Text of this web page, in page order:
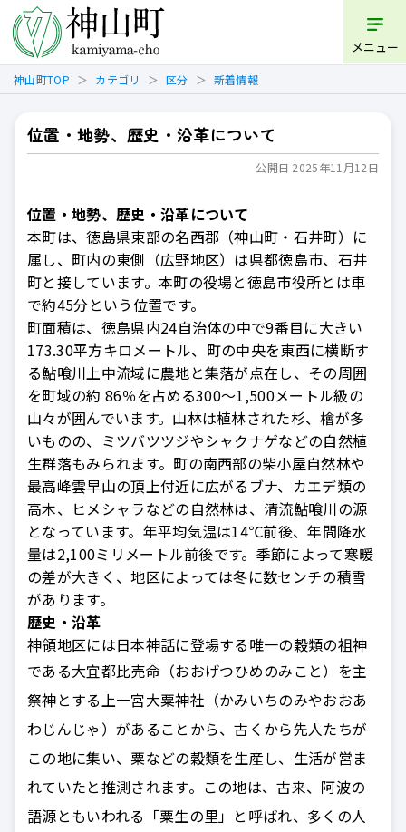
メニュー
神山町TOP カテゴリ 区分 新着情報
位置・地勢、歴史・沿革について
公開日 2025年11月12日
位置・地勢、歴史・沿革について
本町は、徳島県東部の名西郡（神山町・石井町）に
属し、町内の東側（広野地区）は県都徳島市、石井
町と接しています。本町の役場と徳島市役所とは車
で約45分という位置です。
町面積は、徳島県内24自治体の中で9番目に大きい
173.30平方キロメートル、町の中央を東西に横断す
る鮎喰川上中流域に農地と集落が点在し、その周囲
を町域の約 86％を占める300～1,500メートル級の
山々が囲んでいます。山林は植林された杉、檜が多
いものの、ミツバツツジやシャクナゲなどの自然植
生群落もみられます。町の南西部の柴小屋自然林や
最高峰雲早山の頂上付近に広がるブナ、カエデ類の
高木、ヒメシャラなどの自然林は、清流鮎喰川の源
となっています。年平均気温は14℃前後、年間降水
量は2,100ミリメートル前後です。季節によって寒暖
の差が大きく、地区によっては冬に数センチの積雪
があります。
歴史・沿革
神領地区には日本神話に登場する唯一の穀類の祖神
である大宜都比売命 （おおげつひめのみこと）を主
祭神とする上一宮大粟神社（かみいちのみやおおあ
わじんじゃ）があることから、古くから先人たちが
この地に集い、粟などの穀類を生産し、生活が営ま
れていたと推測されます。この地は、古来、阿波の
語源ともいわれる「粟生の里」と呼ばれ、多くの人